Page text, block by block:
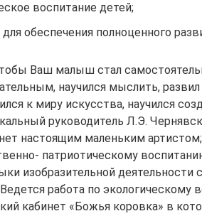
воспитание детей;
обеспечения полноценного
Ваш малыш стал
научился мыслить,
к миру искусства, научился
руководитель Л.Э.
настоящим маленьким артистом;
патриотическому
изобразительной деятельности
работа по экологическому
кабинет «Божья коровка» в